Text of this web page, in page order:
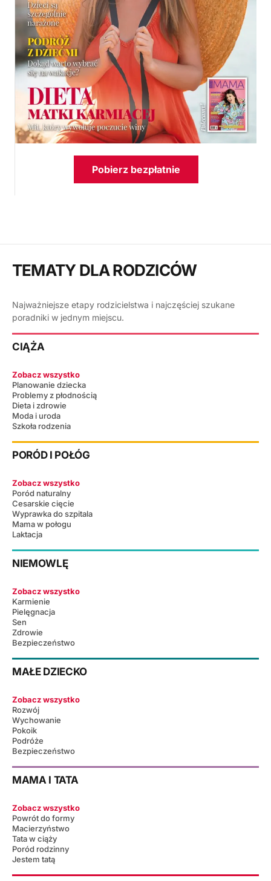
Pobierz bezpłatnie
TEMATY DLA RODZICÓW
Najważniejsze etapy rodzicielstwa i najczęściej szukane
poradniki w jednym miejscu.
CIĄŻA
Zobacz wszystko
Planowanie dziecka
Problemy z płodnością
Dieta i zdrowie
Moda i uroda
Szkoła rodzenia
PORÓD I POŁÓG
Zobacz wszystko
Poród naturalny
Cesarskie cięcie
Wyprawka do szpitala
Mama w połogu
Laktacja
NIEMOWLĘ
Zobacz wszystko
Karmienie
Pielęgnacja
Sen
Zdrowie
Bezpieczeństwo
MAŁE DZIECKO
Zobacz wszystko
Rozwój
Wychowanie
Pokoik
Podróże
Bezpieczeństwo
MAMA I TATA
Zobacz wszystko
Powrót do formy
Macierzyństwo
Tata w ciąży
Poród rodzinny
Jestem tatą